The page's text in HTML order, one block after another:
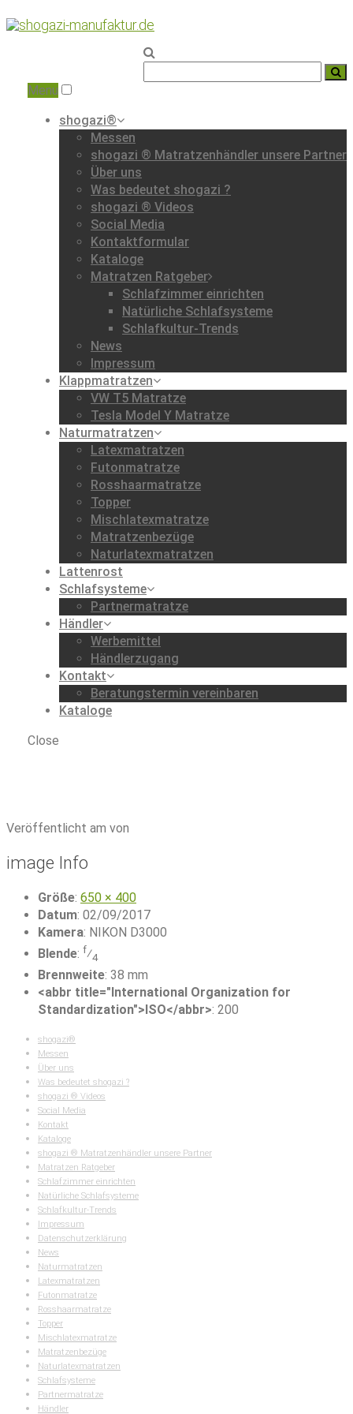
Menu
shogazi®
Messen
shogazi ® Matratzenhändler unsere Partner
Über uns
Was bedeutet shogazi ?
shogazi ® Videos
Social Media
Kontaktformular
Kataloge
Matratzen Ratgeber
Schlafzimmer einrichten
Natürliche Schlafsysteme
Schlafkultur-Trends
News
Impressum
Klappmatratzen
VW T5 Matratze
Tesla Model Y Matratze
Naturmatratzen
Latexmatratzen
Futonmatratze
Rosshaarmatratze
Topper
Mischlatexmatratze
Matratzenbezüge
Naturlatexmatratzen
Lattenrost
Schlafsysteme
Partnermatratze
Händler
Werbemittel
Händlerzugang
Kontakt
Beratungstermin vereinbaren
Kataloge
Close
Veröffentlicht am von
image Info
Größe: 650 × 400
Datum: 02/09/2017
Kamera: NIKON D3000
Blende: f⁄4
Brennweite: 38 mm
<abbr title="International Organization for
Standardization">ISO</abbr>: 200
shogazi®
Messen
Über uns
Was bedeutet shogazi ?
shogazi ® Videos
Social Media
Kontakt
Kataloge
shogazi ® Matratzenhändler unsere Partner
Matratzen Ratgeber
Schlafzimmer einrichten
Natürliche Schlafsysteme
Schlafkultur-Trends
Impressum
Datenschutzerklärung
News
Naturmatratzen
Latexmatratzen
Futonmatratze
Rosshaarmatratze
Topper
Mischlatexmatratze
Matratzenbezüge
Naturlatexmatratzen
Schlafsysteme
Partnermatratze
Händler